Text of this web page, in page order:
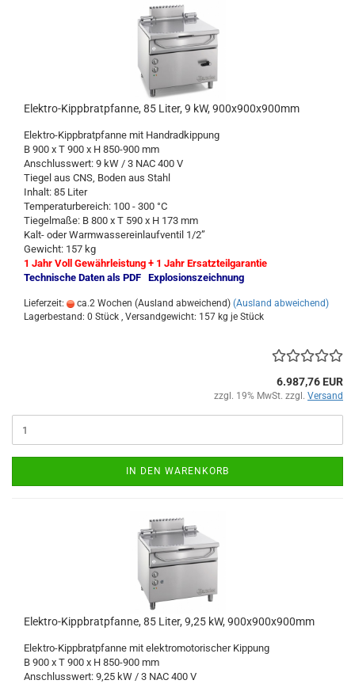
Elektro-Kippbratpfanne, 85 Liter, 9 kW, 900x900x900mm
Elektro-Kippbratpfanne mit Handradkippung
B 900 x T 900 x H 850-900 mm
Anschlusswert: 9 kW / 3 NAC 400 V
Tiegel aus CNS, Boden aus Stahl
Inhalt: 85 Liter
Temperaturbereich: 100 - 300 °C
Tiegelmaße: B 800 x T 590 x H 173 mm
Kalt- oder Warmwassereinlaufventil 1/2”
Gewicht: 157 kg
1 Jahr Voll Gewährleistung + 1 Jahr Ersatzteilgarantie
Technische Daten als PDF Explosionszeichnung
Lieferzeit: ca.2 Wochen (Ausland abweichend) (Ausland abweichend)
Lagerbestand: 0 Stück , Versandgewicht: 157 kg je Stück
6.987,76 EUR
zzgl. 19% MwSt. zzgl. Versand
IN DEN WARENKORB
Elektro-Kippbratpfanne, 85 Liter, 9,25 kW, 900x900x900mm
Elektro-Kippbratpfanne mit elektromotorischer Kippung
B 900 x T 900 x H 850-900 mm
Anschlusswert: 9,25 kW / 3 NAC 400 V